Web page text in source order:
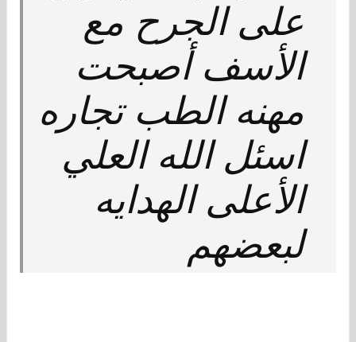
على الجرح مع
الأسف أصبحت
مهنه الطب تجاره
اسئل الله العلي
الأعلى الهدايه
لبعضهم